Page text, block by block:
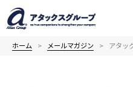
容
を
ホーム メールマガジン アタッ